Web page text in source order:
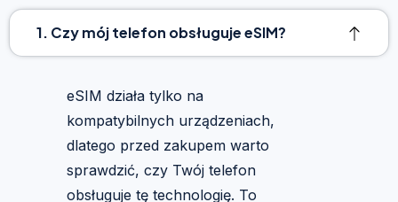
1. Czy mój telefon obsługuje eSIM?
eSIM działa tylko na
kompatybilnych urządzeniach,
dlatego przed zakupem warto
sprawdzić, czy Twój telefon
obsługuje tę technologię. To